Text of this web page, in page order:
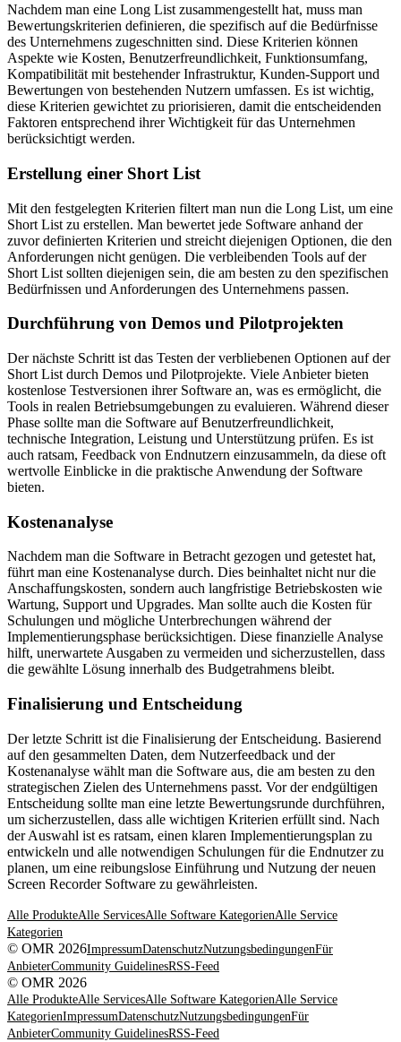
Nachdem man eine Long List zusammengestellt hat, muss man
Bewertungskriterien definieren, die spezifisch auf die Bedürfnisse
des Unternehmens zugeschnitten sind. Diese Kriterien können
Aspekte wie Kosten, Benutzerfreundlichkeit, Funktionsumfang,
Kompatibilität mit bestehender Infrastruktur, Kunden-Support und
Bewertungen von bestehenden Nutzern umfassen. Es ist wichtig,
diese Kriterien gewichtet zu priorisieren, damit die entscheidenden
Faktoren entsprechend ihrer Wichtigkeit für das Unternehmen
berücksichtigt werden.
Erstellung einer Short List
Mit den festgelegten Kriterien filtert man nun die Long List, um eine
Short List zu erstellen. Man bewertet jede Software anhand der
zuvor definierten Kriterien und streicht diejenigen Optionen, die den
Anforderungen nicht genügen. Die verbleibenden Tools auf der
Short List sollten diejenigen sein, die am besten zu den spezifischen
Bedürfnissen und Anforderungen des Unternehmens passen.
Durchführung von Demos und Pilotprojekten
Der nächste Schritt ist das Testen der verbliebenen Optionen auf der
Short List durch Demos und Pilotprojekte. Viele Anbieter bieten
kostenlose Testversionen ihrer Software an, was es ermöglicht, die
Tools in realen Betriebsumgebungen zu evaluieren. Während dieser
Phase sollte man die Software auf Benutzerfreundlichkeit,
technische Integration, Leistung und Unterstützung prüfen. Es ist
auch ratsam, Feedback von Endnutzern einzusammeln, da diese oft
wertvolle Einblicke in die praktische Anwendung der Software
bieten.
Kostenanalyse
Nachdem man die Software in Betracht gezogen und getestet hat,
führt man eine Kostenanalyse durch. Dies beinhaltet nicht nur die
Anschaffungskosten, sondern auch langfristige Betriebskosten wie
Wartung, Support und Upgrades. Man sollte auch die Kosten für
Schulungen und mögliche Unterbrechungen während der
Implementierungsphase berücksichtigen. Diese finanzielle Analyse
hilft, unerwartete Ausgaben zu vermeiden und sicherzustellen, dass
die gewählte Lösung innerhalb des Budgetrahmens bleibt.
Finalisierung und Entscheidung
Der letzte Schritt ist die Finalisierung der Entscheidung. Basierend
auf den gesammelten Daten, dem Nutzerfeedback und der
Kostenanalyse wählt man die Software aus, die am besten zu den
strategischen Zielen des Unternehmens passt. Vor der endgültigen
Entscheidung sollte man eine letzte Bewertungsrunde durchführen,
um sicherzustellen, dass alle wichtigen Kriterien erfüllt sind. Nach
der Auswahl ist es ratsam, einen klaren Implementierungsplan zu
entwickeln und alle notwendigen Schulungen für die Endnutzer zu
planen, um eine reibungslose Einführung und Nutzung der neuen
Screen Recorder Software zu gewährleisten.
Alle ProdukteAlle ServicesAlle Software KategorienAlle Service
Kategorien
© OMR 2026ImpressumDatenschutzNutzungsbedingungenFür
AnbieterCommunity GuidelinesRSS-Feed
© OMR 2026
Alle ProdukteAlle ServicesAlle Software KategorienAlle Service
KategorienImpressumDatenschutzNutzungsbedingungenFür
AnbieterCommunity GuidelinesRSS-Feed